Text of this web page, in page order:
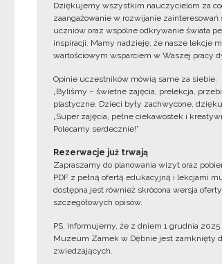
Dziękujemy wszystkim nauczycielom za
zaangażowanie w rozwijanie zainteresowań
uczniów oraz wspólne odkrywanie świata
inspiracji. Mamy nadzieję, że nasze lekcje
wartościowym wsparciem w Waszej pracy
Opinie uczestników mówią same za siebie:
„Byliśmy – świetne zajęcia, prelekcja,
plastyczne. Dzieci były zachwycone,
„Super zajęcia, pełne ciekawostek i
Polecamy serdecznie!”
Rezerwacje już trwają
Zapraszamy do planowania wizyt oraz
PDF z pełną ofertą edukacyjną i lekcjami
dostępna jest również skrócona wersja
szczegółowych opisów.
PS. Informujemy, że z dniem 1 grudnia 2025
Muzeum Zamek w Dębnie jest zamknięty
zwiedzających.